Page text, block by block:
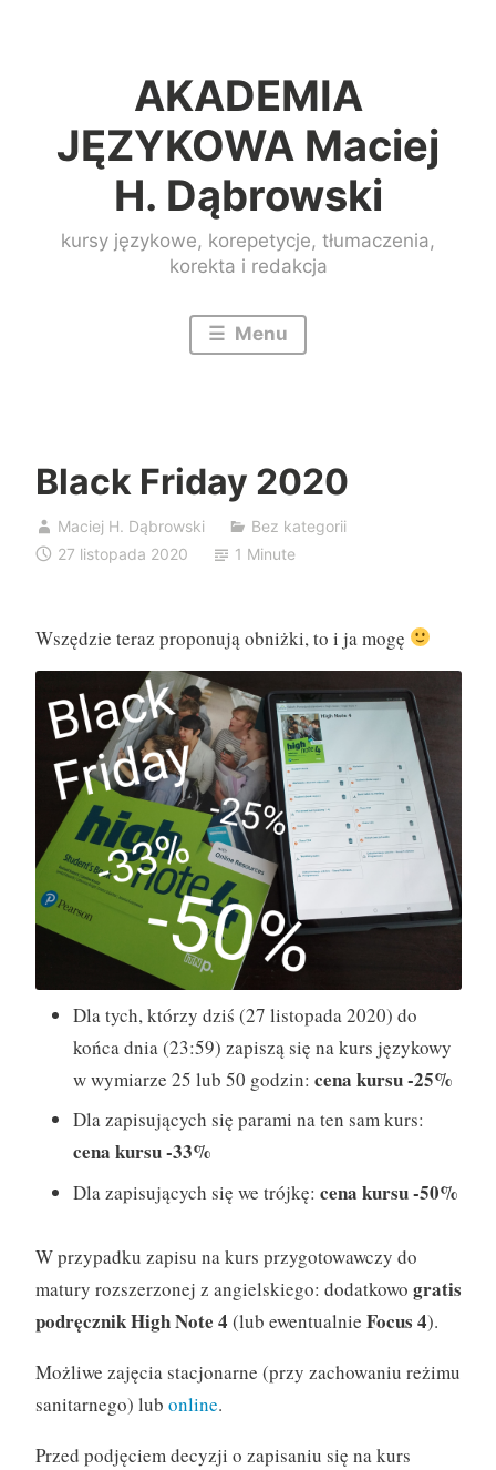
AKADEMIA
JĘZYKOWA Maciej
H. Dąbrowski
kursy językowe, korepetycje, tłumaczenia,
korekta i redakcja
Menu
Black Friday 2020
Maciej H. Dąbrowski
Bez kategorii
27 listopada 2020
1 Minute
Wszędzie teraz proponują obniżki, to i ja mogę
Dla tych, którzy dziś (27 listopada 2020) do
końca dnia (23:59) zapiszą się na kurs językowy
w wymiarze 25 lub 50 godzin: cena kursu -25%
Dla zapisujących się parami na ten sam kurs:
cena kursu -33%
Dla zapisujących się we trójkę: cena kursu -50%
W przypadku zapisu na kurs przygotowawczy do
matury rozszerzonej z angielskiego: dodatkowo gratis
podręcznik High Note 4 (lub ewentualnie Focus 4).
Możliwe zajęcia stacjonarne (przy zachowaniu reżimu
sanitarnego) lub online.
Przed podjęciem decyzji o zapisaniu się na kurs